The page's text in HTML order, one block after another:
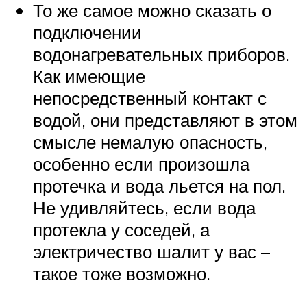
То же самое можно сказать о
подключении
водонагревательных приборов.
Как имеющие
непосредственный контакт с
водой, они представляют в этом
смысле немалую опасность,
особенно если произошла
протечка и вода льется на пол.
Не удивляйтесь, если вода
протекла у соседей, а
электричество шалит у вас –
такое тоже возможно.